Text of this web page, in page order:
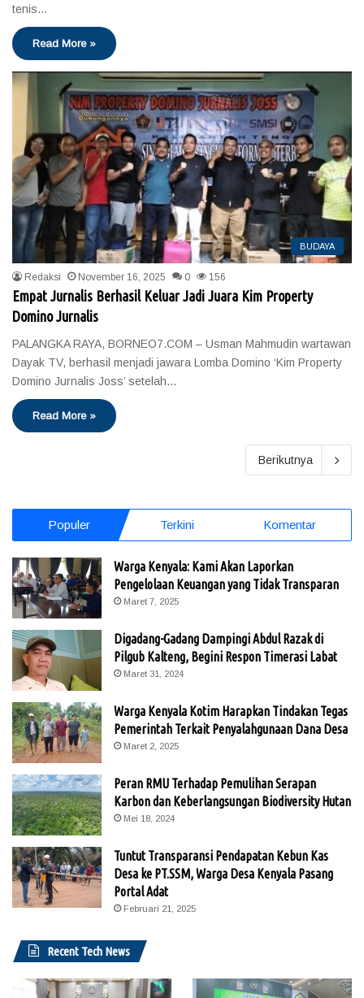
tenis…
Read More »
BUDAYA
Redaksi November 16, 2025 0 156
Empat Jurnalis Berhasil Keluar Jadi Juara Kim Property
Domino Jurnalis
PALANGKA RAYA, BORNEO7.COM – Usman Mahmudin wartawan
Dayak TV, berhasil menjadi jawara Lomba Domino ‘Kim Property
Domino Jurnalis Joss’ setelah…
Read More »
Berikutnya
Populer Terkini Komentar
Warga Kenyala: Kami Akan Laporkan
Pengelolaan Keuangan yang Tidak Transparan
Maret 7, 2025
Digadang-Gadang Dampingi Abdul Razak di
Pilgub Kalteng, Begini Respon Timerasi Labat
Maret 31, 2024
Warga Kenyala Kotim Harapkan Tindakan Tegas
Pemerintah Terkait Penyalahgunaan Dana Desa
Maret 2, 2025
Peran RMU Terhadap Pemulihan Serapan
Karbon dan Keberlangsungan Biodiversity Hutan
Mei 18, 2024
Tuntut Transparansi Pendapatan Kebun Kas
Desa ke PT.SSM, Warga Desa Kenyala Pasang
Portal Adat
Februari 21, 2025
Recent Tech News